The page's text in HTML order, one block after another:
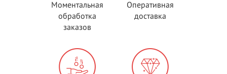
Моментальная
обработка
заказов
Оперативная
доставка